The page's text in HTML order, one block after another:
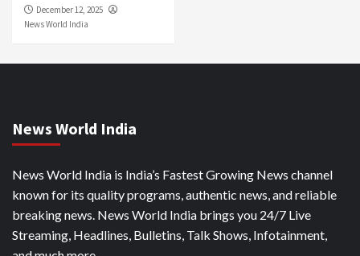
December 12, 2025
News World India
News World India
News World India is India’s Fastest Growing News channel
known for its quality programs, authentic news, and reliable
breaking news. News World India brings you 24/7 Live
Streaming, Headlines, Bulletins, Talk Shows, Infotainment,